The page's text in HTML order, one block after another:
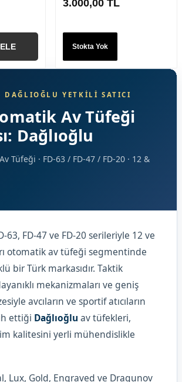
3.000,00 TL
Stokta Yok
DAĞLIOĞLU YETKILI SATICI
Av Tüfeği
Dağlıoğlu
Tüfeği · FD-63 / FD-47 / FD-20 · 12 &
63, FD-47 ve FD-20 serileriyle 12 ve
otomatik av tüfeği segmentinde
bir Türk markasıdır. Taktik
mekanizmaları ve geniş
avcıların ve sportif atıcıların
ettiği Dağlıoğlu av tüfekleri,
kalitesini yerli mühendislikle
Lux, Gold, Engraved ve Dragunov